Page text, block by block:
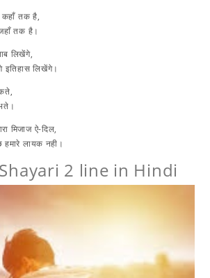
कहाँ तक है,
तक है।
लिखेंगे,
इतिहास लिखेंगे।
मिजाज ऐ-दिल,
लायक नही।
2 line in Hindi